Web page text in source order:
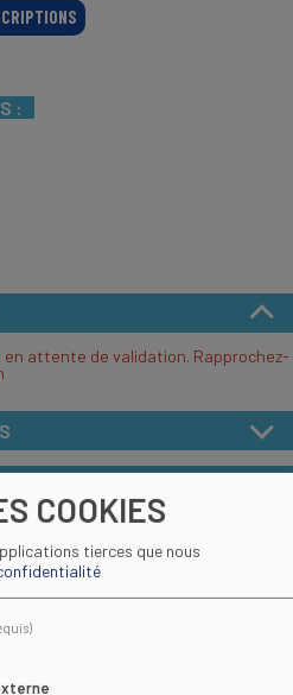
:
attente de validation. Rapprochez-
COOKIES
tierces que nous